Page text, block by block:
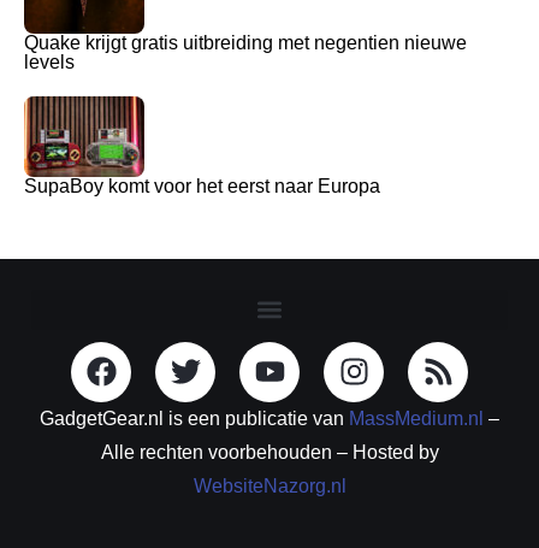
Quake krijgt gratis uitbreiding met negentien nieuwe
levels
SupaBoy komt voor het eerst naar Europa
GadgetGear.nl is een publicatie van MassMedium.nl –
Alle rechten voorbehouden – Hosted by
WebsiteNazorg.nl